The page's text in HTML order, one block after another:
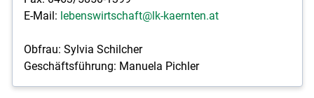
E-Mail: lebenswirtschaft@lk-kaernten.at
Obfrau: Sylvia Schilcher
Geschäftsführung: Manuela Pichler